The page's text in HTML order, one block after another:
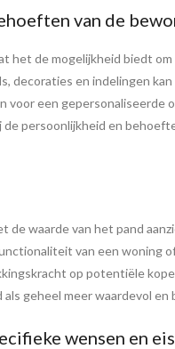
van de
het de mogelijkheid biedt
decoraties en indelingen
een
persoonlijkheid en
waarde van het pand
van een woning
op potentiële
geheel meer waardevol
wensen en